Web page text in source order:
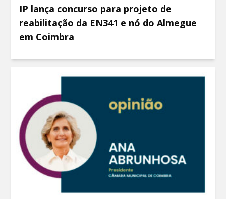
IP lança concurso para projeto de
reabilitação da EN341 e nó do Almegue
em Coimbra